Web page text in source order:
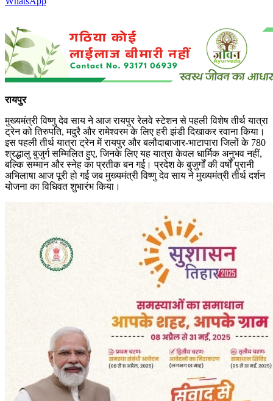
रायपुर
मुख्यमंत्री विष्णु देव साय ने आज रायपुर रेलवे स्टेशन से पहली विशेष तीर्थ यात्रा
ट्रेन को तिरुपति, मदुरै और रामेश्वरम के लिए हरी झंडी दिखाकर रवाना किया।
इस पहली तीर्थ यात्रा ट्रेन में रायपुर और बलौदाबाजार-भाटापारा जिलों के 780
श्रद्धालु बुजुर्ग सम्मिलित हुए, जिनके लिए यह यात्रा केवल धार्मिक अनुभव नहीं,
बल्कि सम्मान और स्नेह का प्रतीक बन गई। प्रदेश के बुजुर्गों की वर्षों पुरानी
अभिलाषा आज पूरी हो गई जब मुख्यमंत्री विष्णु देव साय ने मुख्यमंत्री तीर्थ दर्शन
योजना का विधिवत शुभारंभ किया।